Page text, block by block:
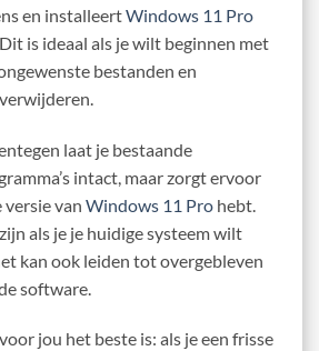
en installeertWindows 11 Pro
is ideaal als je wilt beginnen met
bestanden en
laat je bestaande
intact, maar zorgt ervoor
van Windows 11 Pro hebt.
als je je huidige systeem wilt
kan ook leiden tot overgebleven
software.
jou het beste is: als je een frisse